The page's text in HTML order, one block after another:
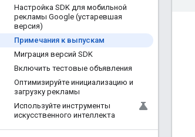
Настройка SDK для мобильной
рекламы Google (устаревшая
версия)
Примечания к выпускам
Миграция версий SDK
Включить тестовые объявления
Оптимизируйте инициализацию и
загрузку рекламы
Используйте инструменты
искусственного интеллекта